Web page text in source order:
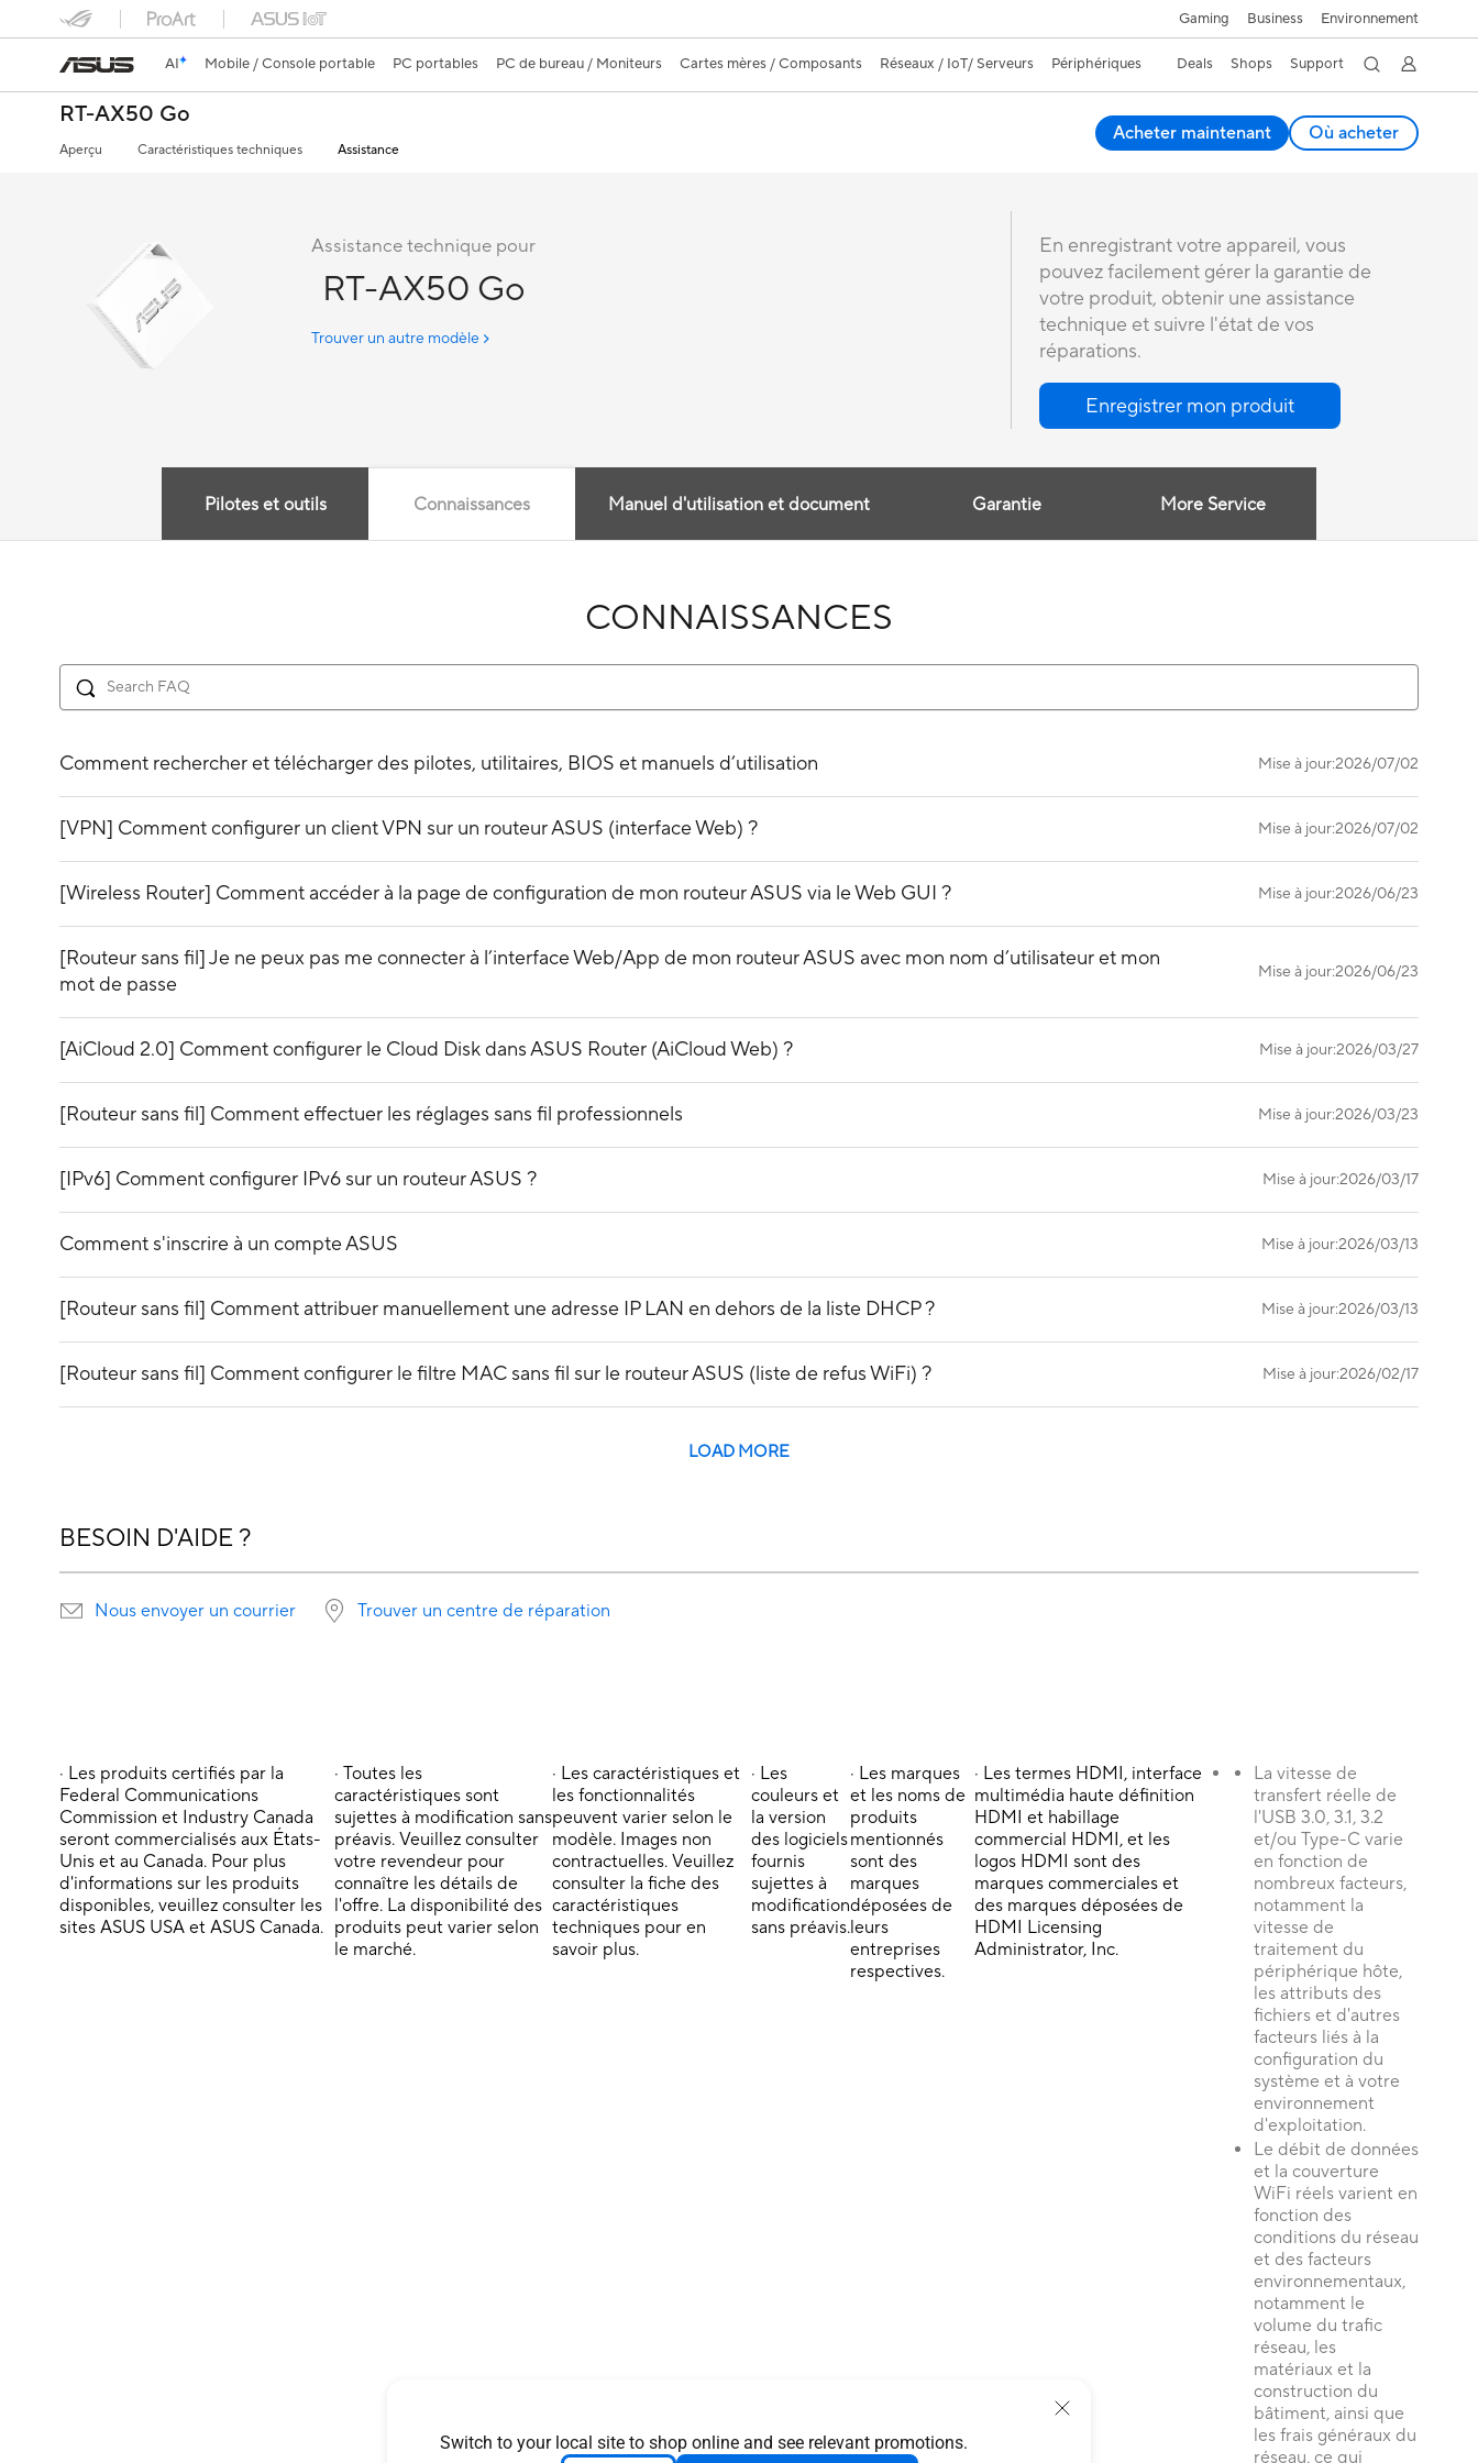
Switch to your local site to shop online and see relevant promotions.
Gaming Business Environnement
AI Mobile / Console portable PC portables PC de bureau / Moniteurs Cartes mères / Composants Réseaux / IoT/ Serveurs Périphériques Deals Shops Support
RT-AX50 Go
Aperçu Caractéristiques techniques Assistance
Acheter maintenant Où acheter
Assistance technique pour
RT-AX50 Go
Trouver un autre modèle
En enregistrant votre appareil, vous
pouvez facilement gérer la garantie de
votre produit, obtenir une assistance
technique et suivre l'état de vos
réparations.
Enregistrer mon produit
Pilotes et outils Connaissances Manuel d'utilisation et document Garantie More Service
CONNAISSANCES
BESOIN D'AIDE ?
Nous envoyer un courrier Trouver un centre de réparation
Comment rechercher et télécharger des pilotes, utilitaires, BIOS et manuels d’utilisation Mise à jour:2026/07/02
[VPN] Comment configurer un client VPN sur un routeur ASUS (interface Web) ? Mise à jour:2026/07/02
[Wireless Router] Comment accéder à la page de configuration de mon routeur ASUS via le Web GUI ? Mise à jour:2026/06/23
[Routeur sans fil] Je ne peux pas me connecter à l’interface Web/App de mon routeur ASUS avec mon nom d’utilisateur et mon
mot de passe
Mise à jour:2026/06/23
[AiCloud 2.0] Comment configurer le Cloud Disk dans ASUS Router (AiCloud Web) ? Mise à jour:2026/03/27
[Routeur sans fil] Comment effectuer les réglages sans fil professionnels Mise à jour:2026/03/23
[IPv6] Comment configurer IPv6 sur un routeur ASUS ? Mise à jour:2026/03/17
Comment s'inscrire à un compte ASUS Mise à jour:2026/03/13
[Routeur sans fil] Comment attribuer manuellement une adresse IP LAN en dehors de la liste DHCP ? Mise à jour:2026/03/13
[Routeur sans fil] Comment configurer le filtre MAC sans fil sur le routeur ASUS (liste de refus WiFi) ? Mise à jour:2026/02/17
LOAD MORE
· Les produits certifiés par la
Federal Communications
Commission et Industry Canada
seront commercialisés aux États-
Unis et au Canada. Pour plus
d'informations sur les produits
disponibles, veuillez consulter les
sites ASUS USA et ASUS Canada.
· Toutes les
caractéristiques sont
sujettes à modification sans
préavis. Veuillez consulter
votre revendeur pour
connaître les détails de
l'offre. La disponibilité des
produits peut varier selon
le marché.
· Les caractéristiques et
les fonctionnalités
peuvent varier selon le
modèle. Images non
contractuelles. Veuillez
consulter la fiche des
caractéristiques
techniques pour en
savoir plus.
· Les
couleurs et
la version
des logiciels
fournis
sujettes à
modification
sans préavis.
· Les marques
et les noms de
produits
mentionnés
sont des
marques
déposées de
leurs
entreprises
respectives.
· Les termes HDMI, interface
multimédia haute définition
HDMI et habillage
commercial HDMI, et les
logos HDMI sont des
marques commerciales et
des marques déposées de
HDMI Licensing
Administrator, Inc.
La vitesse de
transfert réelle de
l'USB 3.0, 3.1, 3.2
et/ou Type-C varie
en fonction de
nombreux facteurs,
notamment la
vitesse de
traitement du
périphérique hôte,
les attributs des
fichiers et d'autres
facteurs liés à la
configuration du
système et à votre
environnement
d'exploitation.
Le débit de données
et la couverture
WiFi réels varient en
fonction des
conditions du réseau
et des facteurs
environnementaux,
notamment le
volume du trafic
réseau, les
matériaux et la
construction du
bâtiment, ainsi que
les frais généraux du
réseau, ce qui